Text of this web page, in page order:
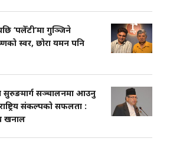
‘पलेँटी’मा गुञ्जिने
स्वर, छोरा यमन पनि
सुरुङमार्ग सञ्चालनमा आउनु
राष्ट्रिय संकल्पको सफलता :
खनाल